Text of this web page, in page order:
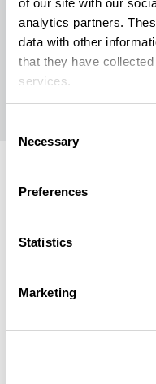
analytics partners.
data with other
that they have
services.
Selection
Necessary
Preferences
Statistics
Marketing
Züchten